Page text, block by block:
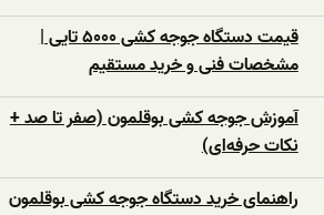
قیمت دستگاه جوجه کشی ۵۰۰۰ تایی |
مشخصات فنی و خرید مستقیم
آموزش جوجه کشی بوقلمون (صفر تا صد +
نکات حرفه‌ای)
راهنمای خرید دستگاه جوجه کشی بوقلمون